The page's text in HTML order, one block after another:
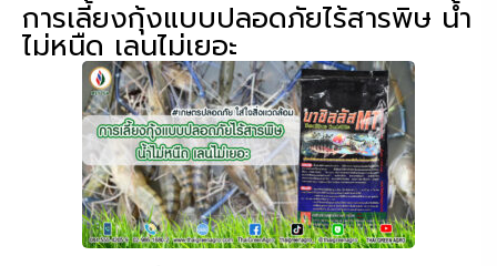
การเลี้ยงกุ้งแบบปลอดภัยไร้สารพิษ น้ำ
ไม่หนืด เลนไม่เยอะ